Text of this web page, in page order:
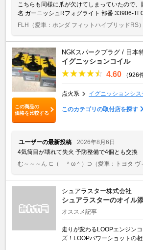
こちらも同様に爪が欠けてしまっていたので
名 ガーニッシュRフォグライト 部番 33906-
FLH （愛車：ホンダ フィットハイブリッドRS）
この商品の
価格を比較する
NGKスパークプラグ / 日本
イグニッションコイル
4.60 （926
点火系 イグニッションシス
このカテゴリの取付店を探す
ユーザーの最新投稿
2026年8月6日
4気筒目が壊れて失火 予防整備で4個とも交換
む～～～ん ⊂（ ＾ω＾）⊃ （愛車：トヨタ ヴ
シュアラスター株式会社
シュアラスターのオイル
オススメ記事
走りが変わるLOOPエンジン
ズ！LOOPパワーショットの相